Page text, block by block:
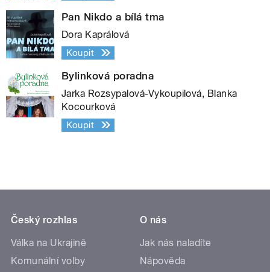
Pan Nikdo a bílá tma
Dora Kaprálová
Koupit
Bylinková poradna
Jarka Rozsypalová-Vykoupilová, Blanka
Kocourková
Koupit
Český rozhlas
Válka na Ukrajině
Komunální volby
O nás
Jak nás naladíte
Nápověda